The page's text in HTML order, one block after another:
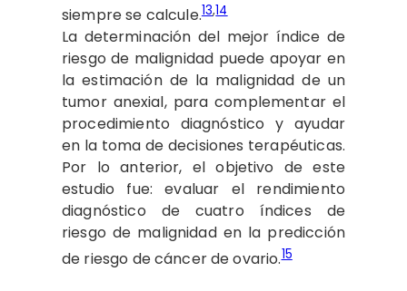
siempre se calcule.13,14
La determinación del mejor índice de
riesgo de malignidad puede apoyar en
la estimación de la malignidad de un
tumor anexial, para complementar el
procedimiento diagnóstico y ayudar
en la toma de decisiones terapéuticas.
Por lo anterior, el objetivo de este
estudio fue: evaluar el rendimiento
diagnóstico de cuatro índices de
riesgo de malignidad en la predicción
de riesgo de cáncer de ovario.15